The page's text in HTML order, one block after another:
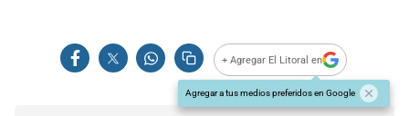
+ Agregar El Litoral en
Agregar a tus medios preferidos en Google